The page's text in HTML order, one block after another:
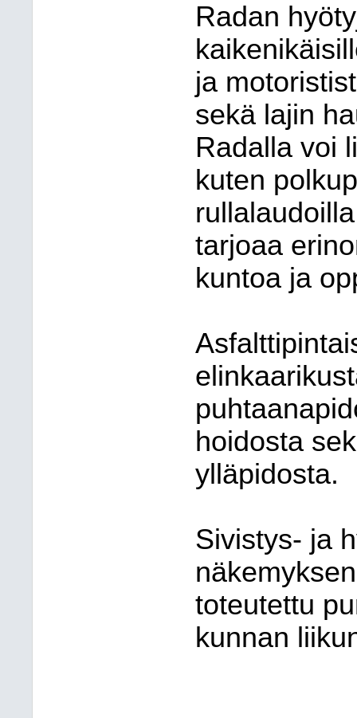
Radan
ja
sekä lajin
Radalla voi
kuten
tarjoaa
kuntoa ja
hoidosta
ylläpidosta.
Sivistys- ja
toteutettu
kunnan